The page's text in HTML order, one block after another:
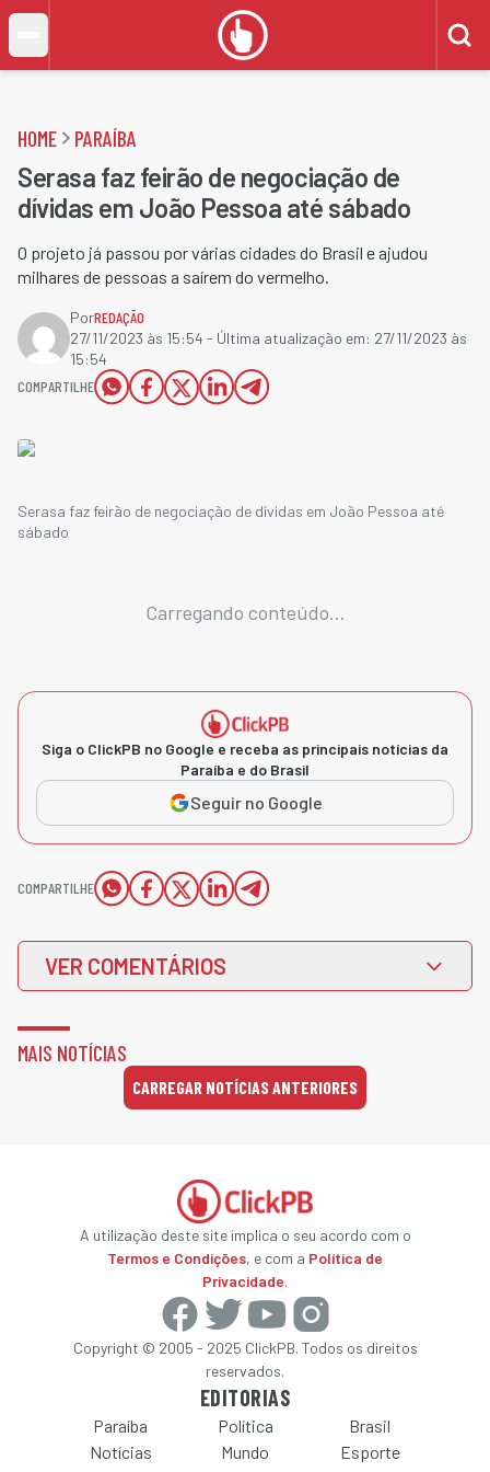
HOME PARAÍBA
Serasa faz feirão de negociação de
dívidas em João Pessoa até sábado
O projeto já passou por várias cidades do Brasil e ajudou
milhares de pessoas a saírem do vermelho.
PorREDAÇÃO
27/11/2023 às 15:54 - Última atualização em: 27/11/2023 às
15:54
COMPARTILHE
Serasa faz feirão de negociação de dívidas em João Pessoa até
sábado
Carregando conteúdo...
Siga o ClickPB no Google e receba as principais notícias da
Paraíba e do Brasil
Seguir no Google
COMPARTILHE
VER COMENTÁRIOS
MAIS NOTÍCIAS
CARREGAR NOTÍCIAS ANTERIORES
A utilização deste site implica o seu acordo com o
Termos e Condições, e com a Política de
Privacidade.
Copyright © 2005 - 2025 ClickPB. Todos os direitos
reservados.
EDITORIAS
Paraíba Política
Brasil
Notícias
Mundo Esporte